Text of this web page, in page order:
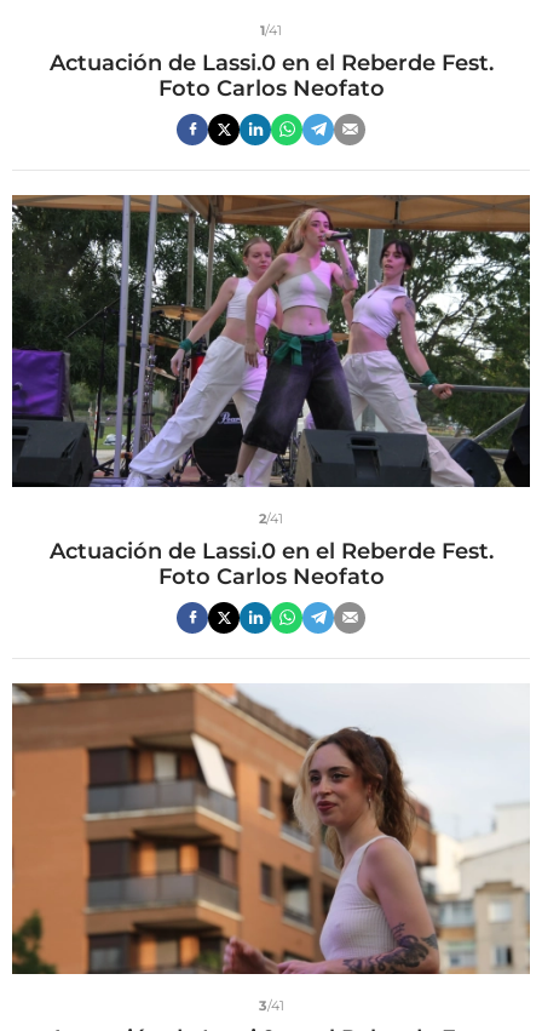
1/41
Actuación de Lassi.0 en el Reberde Fest.
Foto Carlos Neofato
2/41
Actuación de Lassi.0 en el Reberde Fest.
Foto Carlos Neofato
3/41